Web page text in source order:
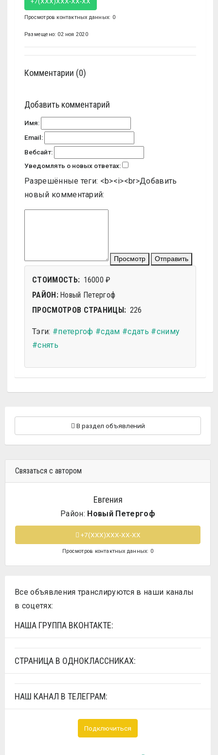
Просмотров контактных данных: 0
Размещено: 02 ноя 2020
Комментарии (0)
Добавить комментарий
Имя:
Email:
Вебсайт:
Уведомлять о новых ответах:
Разрешённые теги: <b><i><br>Добавить
новый комментарий:
Просмотр Отправить
СТОИМОСТЬ: 16000 ₽
РАЙОН: Новый Петергоф
ПРОСМОТРОВ СТРАНИЦЫ: 226
Тэги: #петергоф #сдам #сдать #сниму
#снять
В раздел объявлений
Связаться с автором
Евгения
Район: Новый Петергоф
+7(XXX)XXX-XX-XX
Просмотров контактных данных: 0
Все объявления транслируются в наши каналы
в соцетях:
НАША ГРУППА ВКОНТАКТЕ:
СТРАНИЦА В ОДНОКЛАССНИКАХ:
НАШ КАНАЛ В ТЕЛЕГРАМ:
Подключиться